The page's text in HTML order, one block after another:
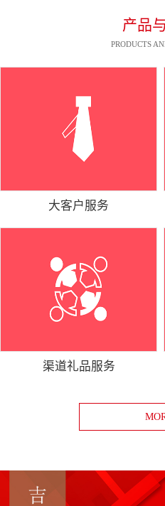
产品
PRODUCTS
大客户服务
渠道礼品服务